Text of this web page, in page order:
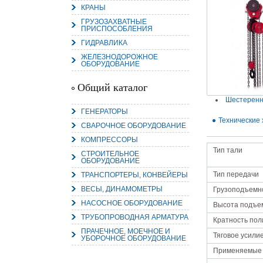
КРАНЫ
ГРУЗОЗАХВАТНЫЕ
ПРИСПОСОБЛЕНИЯ
ГИДРАВЛИКА
ЖЕЛЕЗНОДОРОЖНОЕ
ОБОРУДОВАНИЕ
Общий каталог
ГЕНЕРАТОРЫ
СВАРОЧНОЕ ОБОРУДОВАНИЕ
КОМПРЕССОРЫ
СТРОИТЕЛЬНОЕ
ОБОРУДОВАНИЕ
ТРАНСПОРТЕРЫ, КОНВЕЙЕРЫ
ВЕСЫ, ДИНАМОМЕТРЫ
НАСОСНОЕ ОБОРУДОВАНИЕ
ТРУБОПРОВОДНАЯ АРМАТУРА
ПРАЧЕЧНОЕ, МОЕЧНОЕ И
УБОРОЧНОЕ ОБОРУДОВАНИЕ
Технические
Тип тали
Тип передачи
Высота
Кратность
Тяговое
Применяемые